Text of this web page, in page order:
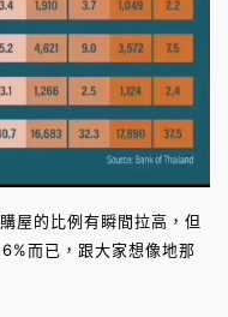
的比例有瞬間拉高，但
而已，跟大家想像地那